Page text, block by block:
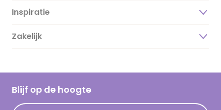
Over ons
Duurzaamheid
Hallmark Kaartclub
Acties
Inspiratie
Magazine
Cadeau inspiratie
Kaartinspiratie
Zakelijk
Blijf op de hoogte